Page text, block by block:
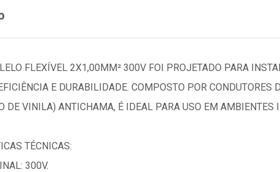
FLEXÍVEL 2X1,00MM² 300V FOI PROJETADO PARA
E DURABILIDADE. COMPOSTO POR
DE VINILA) ANTICHAMA, É IDEAL PARA USO EM AMBIENTES
TÉCNICAS:
300V.